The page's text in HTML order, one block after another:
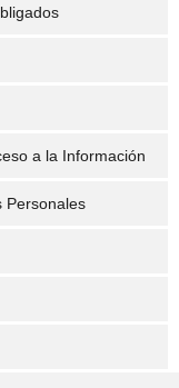
a la Información
Personales